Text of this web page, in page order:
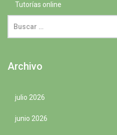
Tutorías online
Archivo
julio 2026
junio 2026